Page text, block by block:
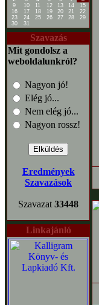
9
10 11 12 13 14
15
16
17 18 19 20 21
22
23
24 25 26 27 28
29
30
31
Szavazás
Mit gondolsz a
weboldalunkról?
Nagyon jó!
Elég jó...
Nem elég jó...
Nagyon rossz!
Eredmények
Szavazások
Szavazat 33448
Linkajánló